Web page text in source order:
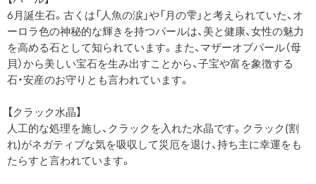
6月誕生石。古くは「人魚の涙」や「月の雫」と考えられていた、オ
ーロラ色の神秘的な輝きを持つパールは、美と健康、女性の魅力
を高める石として知られています。また、マザーオブパール（母
貝）から美しい宝石を生み出すことから、子宝や富を象徴する
石・安産のお守りとも言われています。
【クラック水晶】
人工的な処理を施し、クラックを入れた水晶です。クラック(割
れ)がネガティブな気を吸収して災厄を退け、持ち主に幸運をも
たらすと言われています。